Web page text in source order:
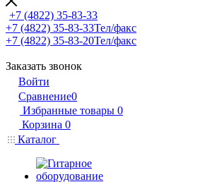
+7 (4822) 35-83-33
+7 (4822) 35-83-33Тел/факс
+7 (4822) 35-83-20Тел/факс
Заказать звонок
Войти
Сравнение0
Избранные товары 0
Корзина 0
Каталог